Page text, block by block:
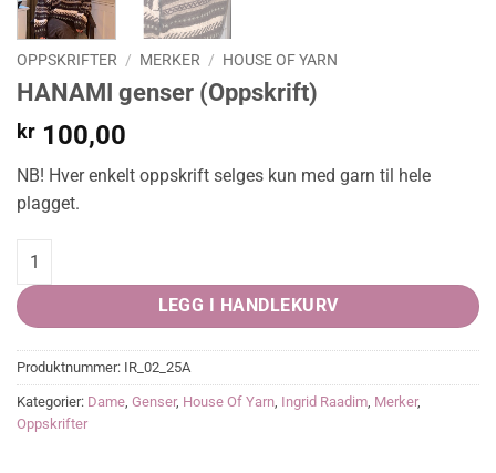
OPPSKRIFTER / MERKER / HOUSE OF YARN
HANAMI genser (Oppskrift)
kr 100,00
NB! Hver enkelt oppskrift selges kun med garn til hele
plagget.
HANAMI genser (Oppskrift) quantity
LEGG I HANDLEKURV
Produktnummer: IR_02_25A
Kategorier: Dame, Genser, House Of Yarn, Ingrid Raadim, Merker,
Oppskrifter